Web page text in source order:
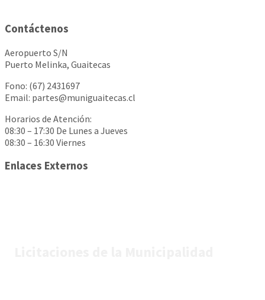
Contáctenos
Aeropuerto S/N
Puerto Melinka, Guaitecas
Fono: (67) 2431697
Email: partes@muniguaitecas.cl
Horarios de Atención:
08:30 – 17:30 De Lunes a Jueves
08:30 – 16:30 Viernes
Enlaces Externos